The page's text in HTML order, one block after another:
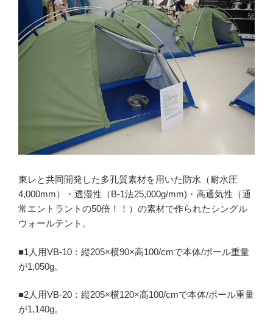
東レと共同開発した多孔質素材を用いた防水（耐水圧
4,000mm）・透湿性（B-1法25,000g/mm)・高通気性（通
常エントラントの50倍！！）の素材で作られたシングル
ウォールテント。
■1人用VB-10：縦205×横90×高100/cmで本体/ポール重量
が1,050g。
■2人用VB-20：縦205×横120×高100/cmで本体/ポール重量
が1,140g。